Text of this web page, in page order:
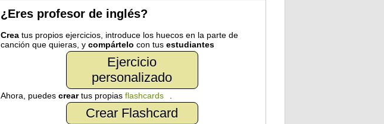
¿Eres profesor de inglés?
Creatus propios ejercicios, introduce los huecos en la parte de
canción que quieras, y compártelo con tus estudiantes
Ejercicio
personalizado
Ahora, puedes creartus propias flashcards .
Crear Flashcard